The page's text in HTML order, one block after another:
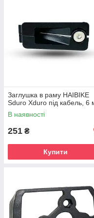
Заглушка в раму HAIBIKE
Sduro Xduro під кабель, 6
В наявності
251 ₴
Купити